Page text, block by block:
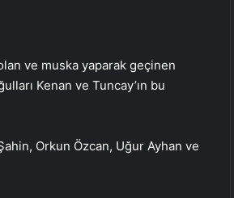
ve muska yaparak geçinen
Kenan ve Tuncay’ın bu
Orkun Özcan, Uğur Ayhan ve